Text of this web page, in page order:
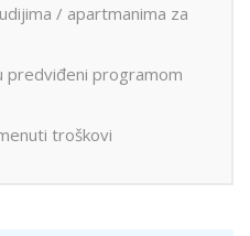
/ apartmanima za
predviđeni programom
troškovi